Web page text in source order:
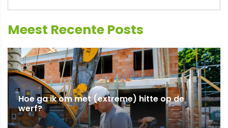
Meest Recente Posts
Hoe ga ik om met (extreme) hitte op de
werf?